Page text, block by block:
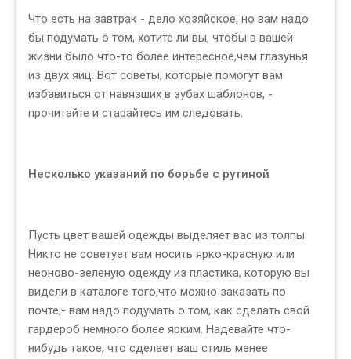
Что есть на завтрак - дело хозяйское, но вам надо
бы подумать о том, хотите ли вы, чтобы в вашей
жизни было что-то более интересное,чем глазунья
из двух яиц. Вот советы, которые помогут вам
избавиться от навязших в зубах шаблонов, -
прочитайте и старайтесь им следовать.
Несколько указаний по борьбе с рутиной
Пусть цвет вашей одежды выделяет вас из толпы.
Никто не советует вам носить ярко-красную или
неоново-зеленую одежду из пластика, которую вы
видели в каталоге того,что можно заказать по
почте,- вам надо подумать о том, как сделать свой
гардероб немного более ярким. Надевайте что-
нибудь такое, что сделает ваш стиль менее